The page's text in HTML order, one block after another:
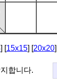
] [15x15] [20x20
지합니다.